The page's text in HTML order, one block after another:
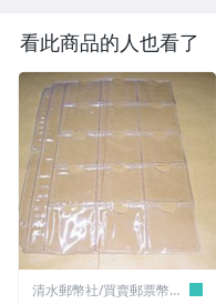
看此商品的人也看了
清水郵幣社/買賣郵票幣鈔